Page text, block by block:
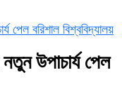
পেল বরিশাল বিশ্ববিদ্যালয়
উপাচার্য পেল